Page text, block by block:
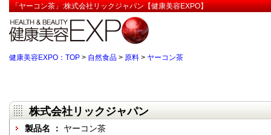
「ヤーコン茶」:株式会社リックジャパン【健康美容EXPO】
健康美容EXPO：TOP > 自然食品 > 原料 > ヤーコン茶
株式会社リックジャパン
製品名 ： ヤーコン茶